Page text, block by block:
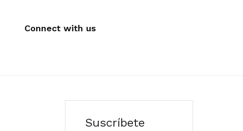
Connect with us
Suscríbete